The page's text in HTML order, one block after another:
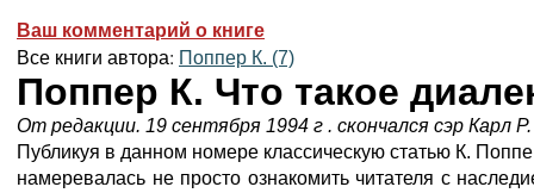
Ваш комментарий о книге
Все книги автора: Поппер К. (7)
Поппер К. Что такое
От редакции. 19 сентября 1994 г . скончался сэр Карл
Публикуя в данном номере классическую статью К.
намеревалась не просто ознакомить читателя с